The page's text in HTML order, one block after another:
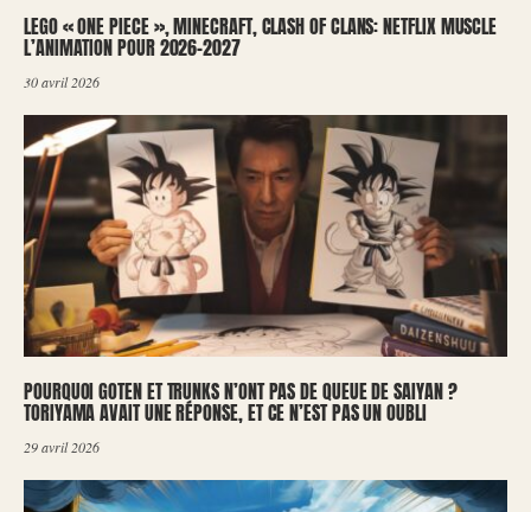
LEGO « ONE PIECE », MINECRAFT, CLASH OF CLANS: NETFLIX MUSCLE
L’ANIMATION POUR 2026-2027
30 avril 2026
POURQUOI GOTEN ET TRUNKS N’ONT PAS DE QUEUE DE SAIYAN ?
TORIYAMA AVAIT UNE RÉPONSE, ET CE N’EST PAS UN OUBLI
29 avril 2026